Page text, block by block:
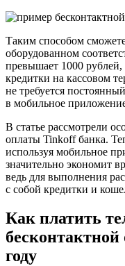
Таким способом
оборудованном
превышает 1000 рублей,
кредитки на кассовом
не требуется
в мобильное
В статье рассмотрели
оплаты Tinkoff банка.
используя мобильное
значительно экономит
ведь для выполнения
с собой кредитки и
Как платить
году